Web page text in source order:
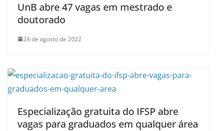
UnB abre 47 vagas em mestrado e
doutorado
24 de agosto de 2022
Especialização gratuita do IFSP abre
vagas para graduados em qualquer área